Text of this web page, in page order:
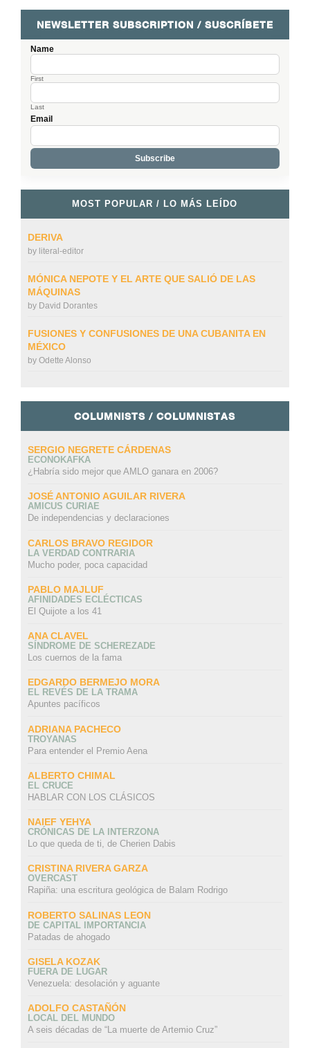
NEWSLETTER SUBSCRIPTION / SUSCRÍBETE
Name
First
Last
Email
MOST POPULAR / LO MÁS LEÍDO
DERIVA
by literal-editor
MÓNICA NEPOTE Y EL ARTE QUE SALIÓ DE LAS
MÁQUINAS
by David Dorantes
FUSIONES Y CONFUSIONES DE UNA CUBANITA EN
MÉXICO
by Odette Alonso
COLUMNISTS / COLUMNISTAS
SERGIO NEGRETE CÁRDENAS
ECONOKAFKA
¿Habría sido mejor que AMLO ganara en 2006?
JOSÉ ANTONIO AGUILAR RIVERA
AMICUS CURIAE
De independencias y declaraciones
CARLOS BRAVO REGIDOR
LA VERDAD CONTRARIA
Mucho poder, poca capacidad
PABLO MAJLUF
AFINIDADES ECLÉCTICAS
El Quijote a los 41
ANA CLAVEL
SÍNDROME DE SCHEREZADE
Los cuernos de la fama
EDGARDO BERMEJO MORA
EL REVÉS DE LA TRAMA
Apuntes pacíficos
ADRIANA PACHECO
TROYANAS
Para entender el Premio Aena
ALBERTO CHIMAL
EL CRUCE
HABLAR CON LOS CLÁSICOS
NAIEF YEHYA
CRÓNICAS DE LA INTERZONA
Lo que queda de ti, de Cherien Dabis
CRISTINA RIVERA GARZA
OVERCAST
Rapiña: una escritura geológica de Balam Rodrigo
ROBERTO SALINAS LEON
DE CAPITAL IMPORTANCIA
Patadas de ahogado
GISELA KOZAK
FUERA DE LUGAR
Venezuela: desolación y aguante
ADOLFO CASTAÑÓN
LOCAL DEL MUNDO
A seis décadas de “La muerte de Artemio Cruz”